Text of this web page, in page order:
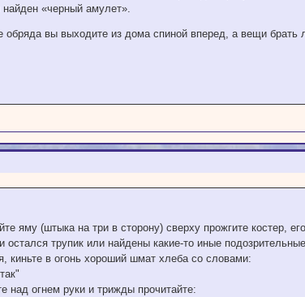
«черный амулет».
обряда вы выходите из дома спиной вперед, а вещи брать
яму (штыка на три в сторону) сверху прожгите костер,
остался трупик или найдены какие-то иные
киньте в огонь хороший шмат хлеба со словами:
над огнем руки и трижды прочитайте: